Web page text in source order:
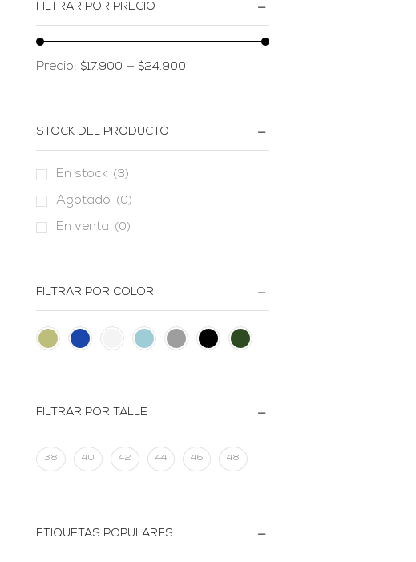
FILTRAR POR PRECIO
Precio: $17.900 — $24.900
STOCK DEL PRODUCTO
En stock (3)
Agotado (0)
En venta (0)
FILTRAR POR COLOR
FILTRAR POR TALLE
38 40 42 44 46 48
ETIQUETAS POPULARES